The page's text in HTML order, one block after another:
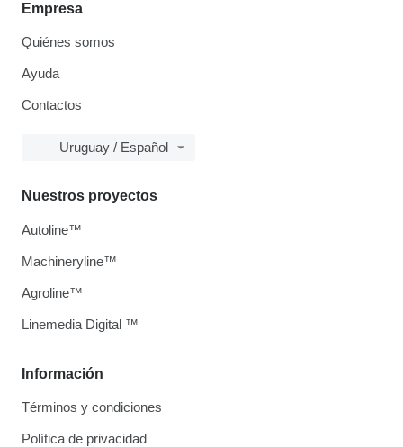
Empresa
Quiénes somos
Ayuda
Contactos
Uruguay / Español
Información
Términos y condiciones
Política de privacidad
Nuestros proyectos
Autoline™
Machineryline™
Agroline™
Linemedia Digital ™